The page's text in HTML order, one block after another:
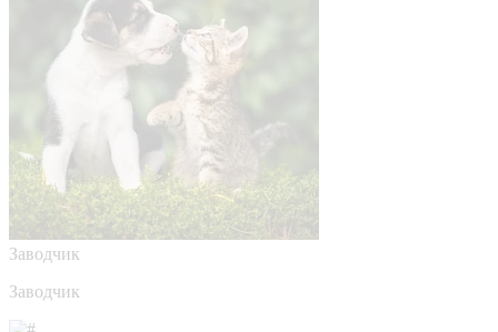
Заводчик
Заводчик